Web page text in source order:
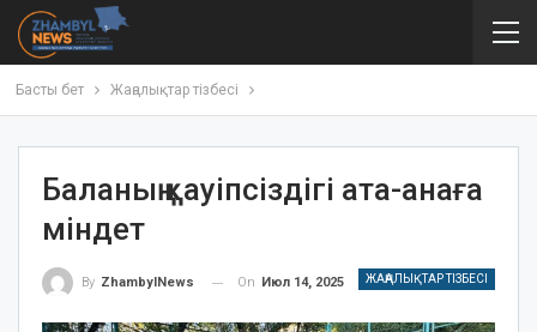
Басты бет Жаңалықтар тізбесі
Баланың қауіпсіздігі ата-анаға
міндет
ЖАҢАЛЫҚТАР ТІЗБЕСІ
By ZhambylNews On Июл 14, 2025